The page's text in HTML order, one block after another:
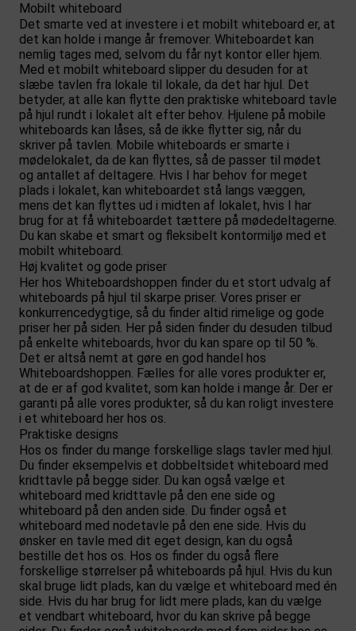
Mobilt whiteboard
Det smarte ved at investere i et mobilt whiteboard er, at
det kan holde i mange år fremover. Whiteboardet kan
nemlig tages med, selvom du får nyt kontor eller hjem.
Med et mobilt whiteboard slipper du desuden for at
slæbe tavlen fra lokale til lokale, da det har hjul. Det
betyder, at alle kan flytte den praktiske whiteboard tavle
på hjul rundt i lokalet alt efter behov. Hjulene på mobile
whiteboards kan låses, så de ikke flytter sig, når du
skriver på tavlen. Mobile whiteboards er smarte i
mødelokalet, da de kan flyttes, så de passer til mødet
og antallet af deltagere. Hvis I har behov for meget
plads i lokalet, kan whiteboardet stå langs væggen,
mens det kan flyttes ud i midten af lokalet, hvis I har
brug for at få whiteboardet tættere på mødedeltagerne.
Du kan skabe et smart og fleksibelt kontormiljø med et
mobilt whiteboard.
Høj kvalitet og gode priser
Her hos Whiteboardshoppen finder du et stort udvalg af
whiteboards på hjul til skarpe priser. Vores priser er
konkurrencedygtige, så du finder altid rimelige og gode
priser her på siden. Her på siden finder du desuden tilbud
på enkelte whiteboards, hvor du kan spare op til 50 %.
Det er altså nemt at gøre en god handel hos
Whiteboardshoppen. Fælles for alle vores produkter er,
at de er af god kvalitet, som kan holde i mange år. Der er
garanti på alle vores produkter, så du kan roligt investere
i et whiteboard her hos os.
Praktiske designs
Hos os finder du mange forskellige slags tavler med hjul.
Du finder eksempelvis et dobbeltsidet whiteboard med
kridttavle på begge sider. Du kan også vælge et
whiteboard med kridttavle på den ene side og
whiteboard på den anden side. Du finder også et
whiteboard med nodetavle på den ene side. Hvis du
ønsker en tavle med dit eget design, kan du også
bestille det hos os. Hos os finder du også flere
forskellige størrelser på whiteboards på hjul. Hvis du kun
skal bruge lidt plads, kan du vælge et whiteboard med én
side. Hvis du har brug for lidt mere plads, kan du vælge
et vendbart whiteboard, hvor du kan skrive på begge